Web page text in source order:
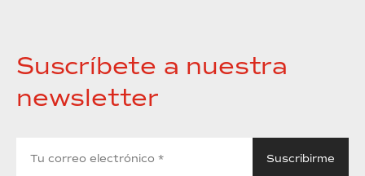
Suscríbete a nuestra
newsletter